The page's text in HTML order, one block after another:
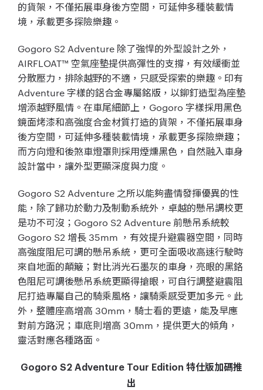
的貨架，不僅拓展車身後方空間，可延伸多種裝載情
境，承載更多探險樂趣。
Gogoro S2 Adventure 除了強悍的外型設計之外，
AIRFLOAT™ 空氣座墊提供高彈性的支撐，有效緩衝並
分散壓力，排除越野的不適，只感受探索的樂趣。印有
Adventure 字樣的鋁合金專屬銘版，以鉚釘造型為座墊
增添越野風情。在車尾細節上，Gogoro 字樣採用黑色
鏡面烤漆和高強度合金材質打造的貨架，不僅拓展車身
後方空間，可延伸多種裝載情境，承載更多探險樂趣；
而方向燈和後煞車燈罩則採用煙燻黑色，自然融入車身
設計當中，讓外型更顯深度與力度。
Gogoro S2 Adventure 之所以能夠盡情發揮優異的性
能，除了歸功於動力及制動系統外，卓越的懸吊調校更
是功不可沒；Gogoro S2 Adventure 前懸吊系統較
Gogoro S2 增長 35mm ，有效提升避震器空間，同時
高強度阻尼可調的懸吊系統，更可全面吸收高速行駛時
來自地面的顛簸；對比消光石墨灰的車身，亮眼的黑鉻
色阻尼可調後懸吊系統更顯得搶眼，可自行調整避震阻
尼打造專屬自己的騎乘風格，讓騎乘感受更加多元。此
外，整體座高增高 30mm，騎士看的更遠，能及早應
對前方路況；車底則增高 30mm，提供更大的傾角，
靈活對應各種路面。
Gogoro S2 Adventure Tour Edition 特仕版加碼推
出